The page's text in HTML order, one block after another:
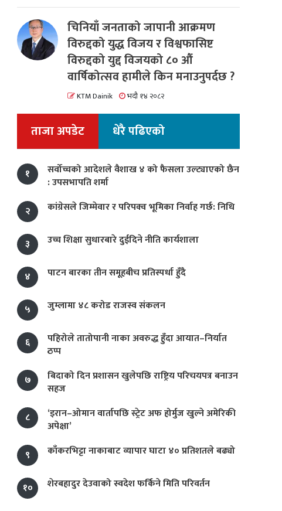
चिनियाँ जनताको जापानी आक्रमण
विरुद्दको युद्ध विजय र विश्वफासिष्ट
विरुद्दको युद्द विजयको ८० औं
वार्षिकोत्सव हामीले किन मनाउनुपर्दछ ?
KTM Dainik भदौ १४ २०८२
ताजा अपडेट धेरै पढिएको
१
सर्वोच्चको आदेशले वैशाख ४ को फैसला उल्ट्याएको छैन
: उपसभापति शर्मा
२
कांग्रेसले जिम्मेवार र परिपक्व भूमिका निर्वाह गर्छ: निधि
३ उच्च शिक्षा सुधारबारे दुईदिने नीति कार्यशाला
४ पाटन बारका तीन समूहबीच प्रतिस्पर्धा हुँदै
५ जुम्लामा ४८ करोड राजस्व संकलन
६
पहिरोले तातोपानी नाका अवरुद्ध हुँदा आयात–निर्यात
ठप्प
७
बिदाको दिन प्रशासन खुलेपछि राष्ट्रिय परिचयपत्र बनाउन
सहज
८
‘इरान–ओमान वार्तापछि स्ट्रेट अफ होर्मुज खुल्ने अमेरिकी
अपेक्षा’
९
काँकरभिट्टा नाकाबाट व्यापार घाटा ४० प्रतिशतले बढ्यो
१० शेरबहादुर देउवाको स्वदेश फर्किने मिति परिवर्तन